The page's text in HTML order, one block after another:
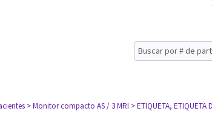
> Monitor compacto AS / 3 MRI > ETIQUETA, ETIQUETA